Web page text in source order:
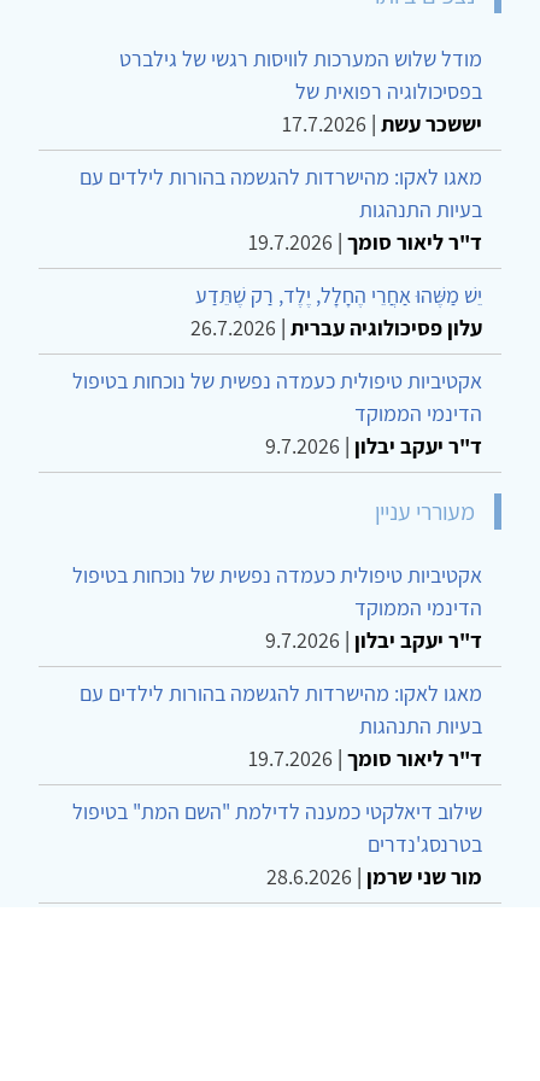
מודל שלוש המערכות לוויסות רגשי של גילברט
בפסיכולוגיה רפואית של
יששכר עשת |
17.7.2026
מאגו לאקו: מהישרדות להגשמה בהורות לילדים עם
בעיות התנהגות
ד"ר ליאור סומך |
19.7.2026
יֵשׁ מַשֶּׁהוּ אַחֲרֵי הֶחָלָל, יֶלֶד, רַק שֶׁתֵּדַע
עלון פסיכולוגיה עברית |
26.7.2026
אקטיביות טיפולית כעמדה נפשית של נוכחות בטיפול
הדינמי הממוקד
ד"ר יעקב יבלון |
9.7.2026
מעוררי עניין
אקטיביות טיפולית כעמדה נפשית של נוכחות בטיפול
הדינמי הממוקד
ד"ר יעקב יבלון |
9.7.2026
מאגו לאקו: מהישרדות להגשמה בהורות לילדים עם
בעיות התנהגות
ד"ר ליאור סומך |
19.7.2026
שילוב דיאלקטי כמענה לדילמת "השם המת" בטיפול
בטרנסג'נדרים
מור שני שרמן |
28.6.2026